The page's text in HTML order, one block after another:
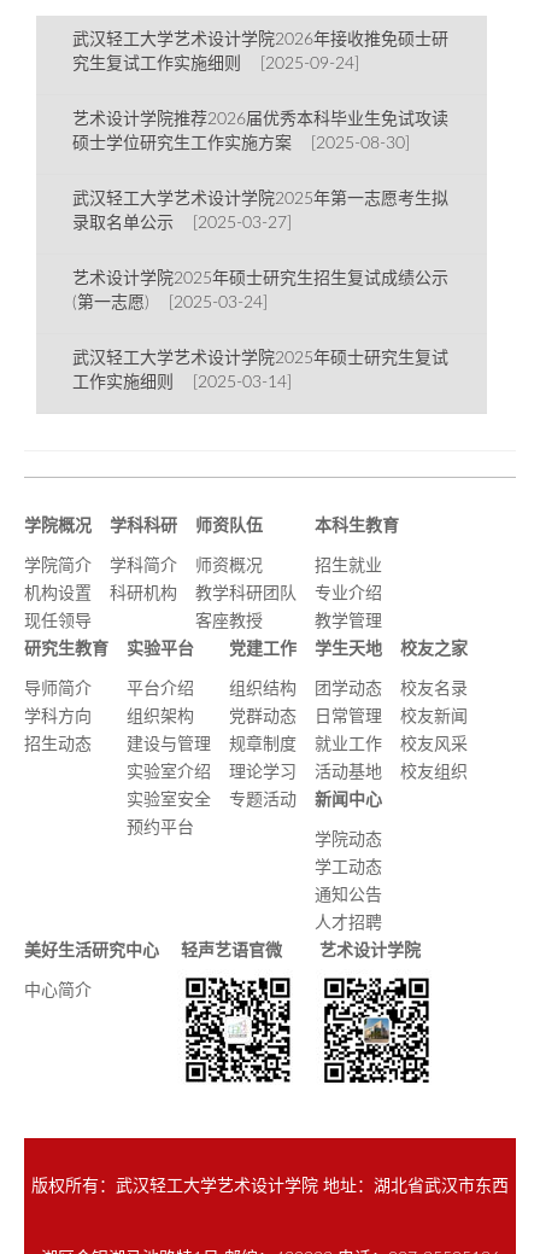
武汉轻工大学艺术设计学院2026年接收推免硕士研
究生复试工作实施细则 [2025-09-24]
艺术设计学院推荐2026届优秀本科毕业生免试攻读
硕士学位研究生工作实施方案 [2025-08-30]
武汉轻工大学艺术设计学院2025年第一志愿考生拟
录取名单公示 [2025-03-27]
艺术设计学院2025年硕士研究生招生复试成绩公示
(第一志愿) [2025-03-24]
武汉轻工大学艺术设计学院2025年硕士研究生复试
工作实施细则 [2025-03-14]
学院概况
学院简介
机构设置
现任领导
学科科研
学科简介
科研机构
师资队伍
师资概况
教学科研团队
客座教授
本科生教育
招生就业
专业介绍
教学管理
研究生教育
导师简介
学科方向
招生动态
实验平台
平台介绍
组织架构
建设与管理
实验室介绍
实验室安全
预约平台
党建工作
组织结构
党群动态
规章制度
理论学习
专题活动
学生天地
团学动态
日常管理
就业工作
活动基地
校友之家
校友名录
校友新闻
校友风采
校友组织
新闻中心
学院动态
学工动态
通知公告
人才招聘
美好生活研究中心
中心简介
轻声艺语官微 艺术设计学院
版权所有：武汉轻工大学艺术设计学院 地址：湖北省武汉市东西